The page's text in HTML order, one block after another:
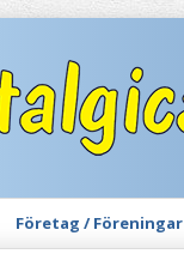
Företag / Föreningar